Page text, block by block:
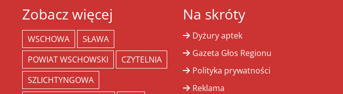
Zobacz więcej
WSCHOWA
SŁAWA
POWIAT WSCHOWSKI
CZYTELNIA
SZLICHTYNGOWA
Na skróty
Dyżury aptek
Gazeta Głos Regionu
Polityka prywatności
Reklama